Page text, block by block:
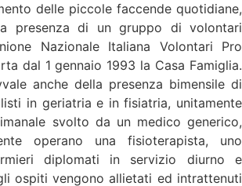
delle piccole faccende quotidiane,
presenza di un gruppo di volontari
Nazionale Italiana Volontari Pro
dal 1 gennaio 1993 la Casa Famiglia.
anche della presenza bimensile di
in geriatria e in fisiatria, unitamente
svolto da un medico generico,
operano una fisioterapista, uno
diplomati in servizio diurno e
ospiti vengono allietati ed intrattenuti